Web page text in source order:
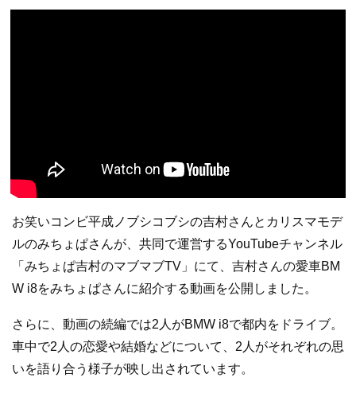
お笑いコンビ平成ノブシコブシの吉村さんとカリスマモデ
ルのみちょぱさんが、共同で運営するYouTubeチャンネル
「みちょぱ吉村のマブマブTV」にて、吉村さんの愛車BM
W i8をみちょぱさんに紹介する動画を公開しました。
さらに、動画の続編では2人がBMW i8で都内をドライブ。
車中で2人の恋愛や結婚などについて、2人がそれぞれの思
いを語り合う様子が映し出されています。